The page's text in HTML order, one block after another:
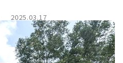
2025.03.17